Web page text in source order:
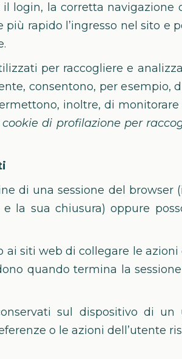
login, la corretta navigazione
più rapido l’ingresso nel sito e
per raccogliere e
consentono, per esempio,
inoltre, di
di profilazione per
di una sessione del browser
la sua chiusura) oppure
ai siti web di collegare le
quando termina la
sul dispositivo di un
o le azioni dell’utente